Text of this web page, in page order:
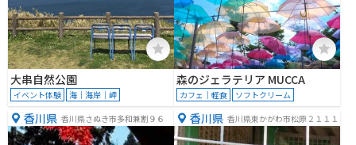
大串自然公園
イベント体験 海｜海岸｜岬
森のジェラテリア MUCCA
カフェ｜軽食 ソフトクリーム
香川県 香川県さぬき市多和兼割９６ 香川県 香川県東かがわ市松原２１１１